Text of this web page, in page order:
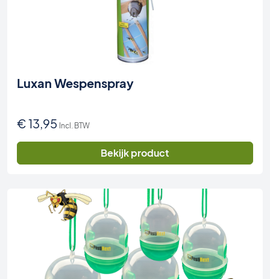
Luxan Wespenspray
€13,95 Incl. BTW
Bekijk product